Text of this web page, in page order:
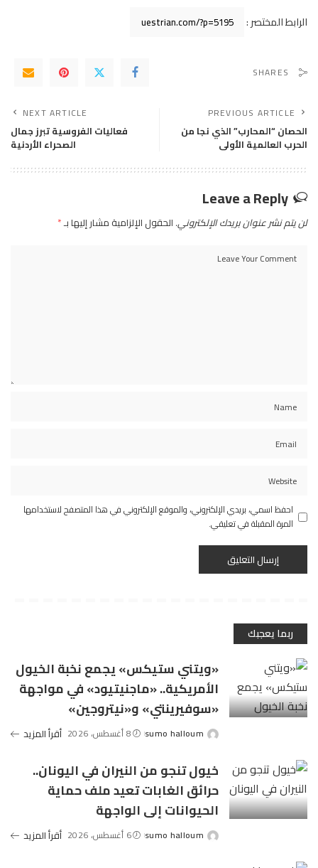
الرابط المختصر :
SHARES
PREVIOUS ARTICLE
الحصان “المحارب” الذي نجا من
الحرب العالمية الأولى
NEXT ARTICLE
فعاليات الفروسية تبرز جمال
الصحراء الأردنية
Leave a Reply
لن يتم نشر عنوان بريدك الإلكتروني. الحقول الإلزامية مشار إليها بـ*
احفظ اسمي، بريدي الإلكتروني، والموقع الإلكتروني في هذا المتصفح لاستخدامها
المرة المقبلة في تعليقي.
ربما يعجبك
«ويتني ستيكس» يجمع نخبة الخيول
الأمريكية.. «ماجنيتيود» في مواجهة
«سوفيرينتي» و«نيتروجين»
Posted
sumo halloum 8 أغسطس، 2026 أقرأ المزيد
خيول تنجو من النيران في اليونان..
حرائق الغابات تعيد ملف حماية
الحيوانات إلى الواجهة
Posted
sumo halloum 6 أغسطس، 2026 أقرأ المزيد